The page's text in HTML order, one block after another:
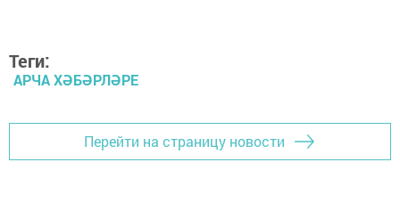
Теги:
АРЧА ХӘБӘРЛӘРЕ
Перейти на страницу новости